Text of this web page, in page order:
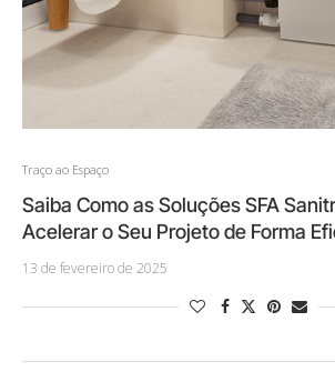
Traço ao Espaço
Saiba Como as Soluções SFA
Acelerar o Seu Projeto de Forma
13 de fevereiro de 2025